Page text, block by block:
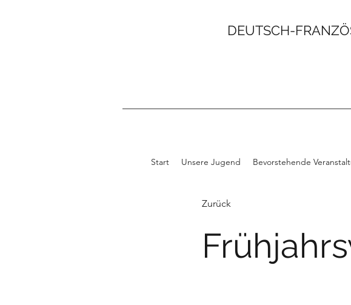
DEUTSCH-
Start Unsere Jugend Bevorstehende
Zurück